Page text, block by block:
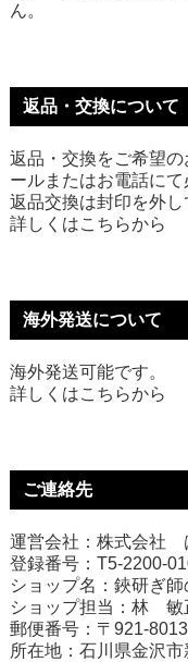
ん。
返品・交換について
返品・交換をご希望
ールまたはお電話にて
返品交換は封印を外し
詳しくはこちらから
海外発送について
海外発送可能です。
詳しくはこちらから
ご連絡先
運営会社：株式会社
登録番号：T5-2200-
ショップ名：鋏研ぎ
ショップ担当：林 敏
郵便番号：〒921-8013
所在地：石川県金沢